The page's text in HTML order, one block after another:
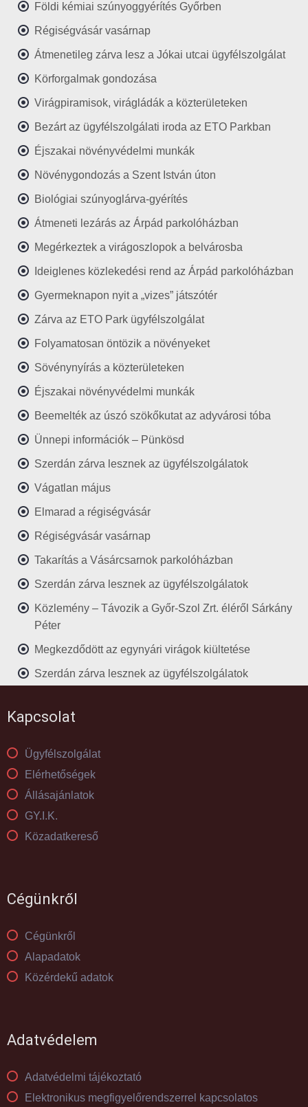
Földi kémiai szúnyoggyérítés Győrben
Régiségvásár vasárnap
Átmenetileg zárva lesz a Jókai utcai ügyfélszolgálat
Körforgalmak gondozása
Virágpiramisok, virágládák a közterületeken
Bezárt az ügyfélszolgálati iroda az ETO Parkban
Éjszakai növényvédelmi munkák
Növénygondozás a Szent István úton
Biológiai szúnyoglárva-gyérítés
Átmeneti lezárás az Árpád parkolóházban
Megérkeztek a virágoszlopok a belvárosba
Ideiglenes közlekedési rend az Árpád parkolóházban
Gyermeknapon nyit a „vizes” játszótér
Zárva az ETO Park ügyfélszolgálat
Folyamatosan öntözik a növényeket
Sövénynyírás a közterületeken
Éjszakai növényvédelmi munkák
Beemelték az úszó szökőkutat az adyvárosi tóba
Ünnepi információk – Pünkösd
Szerdán zárva lesznek az ügyfélszolgálatok
Vágatlan május
Elmarad a régiségvásár
Régiségvásár vasárnap
Takarítás a Vásárcsarnok parkolóházban
Szerdán zárva lesznek az ügyfélszolgálatok
Közlemény – Távozik a Győr-Szol Zrt. éléről Sárkány
Péter
Megkezdődött az egynyári virágok kiültetése
Szerdán zárva lesznek az ügyfélszolgálatok
Kapcsolat
Ügyfélszolgálat
Elérhetőségek
Állásajánlatok
GY.I.K.
Közadatkereső
Cégünkről
Cégünkről
Alapadatok
Közérdekű adatok
Adatvédelem
Adatvédelmi tájékoztató
Elektronikus megfigyelőrendszerrel kapcsolatos